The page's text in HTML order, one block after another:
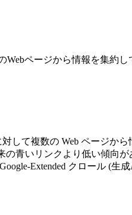
ページから情報を集約
して複数の Web ページか
青いリンクより低い傾向
Extended クロール (